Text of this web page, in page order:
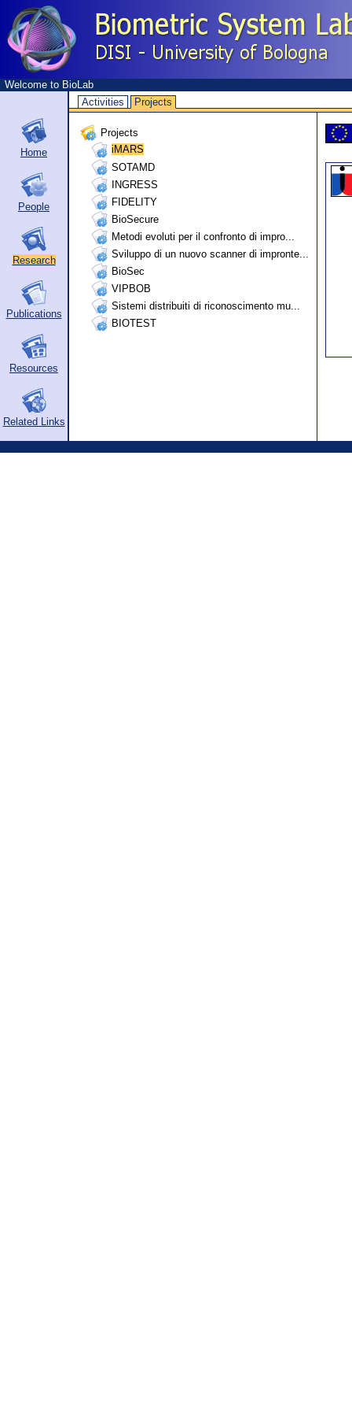
Welcome to BioLab
Activities
Projects
Home
People
Research
Publications
Resources
Related Links
Projects
iMARS
SOTAMD
INGRESS
FIDELITY
BioSecure
Metodi evoluti per il confronto di impro...
Sviluppo di un nuovo scanner di impronte...
BioSec
VIPBOB
Sistemi distribuiti di riconoscimento mu...
BIOTEST